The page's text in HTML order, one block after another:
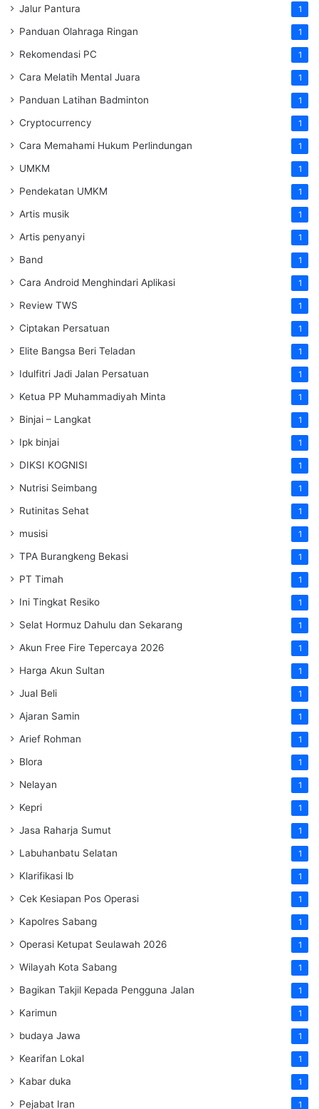
Jalur Pantura 1
Panduan Olahraga Ringan 1
Rekomendasi PC 1
Cara Melatih Mental Juara 1
Panduan Latihan Badminton 1
Cryptocurrency 1
Cara Memahami Hukum Perlindungan 1
UMKM 1
Pendekatan UMKM 1
Artis musik 1
Artis penyanyi 1
Band 1
Cara Android Menghindari Aplikasi 1
Review TWS 1
Ciptakan Persatuan 1
Elite Bangsa Beri Teladan 1
Idulfitri Jadi Jalan Persatuan 1
Ketua PP Muhammadiyah Minta 1
Binjai – Langkat 1
Ipk binjai 1
DIKSI KOGNISI 1
Nutrisi Seimbang 1
Rutinitas Sehat 1
musisi 1
TPA Burangkeng Bekasi 1
PT Timah 1
Ini Tingkat Resiko 1
Selat Hormuz Dahulu dan Sekarang 1
Akun Free Fire Tepercaya 2026 1
Harga Akun Sultan 1
Jual Beli 1
Ajaran Samin 1
Arief Rohman 1
Blora 1
Nelayan 1
Kepri 1
Jasa Raharja Sumut 1
Labuhanbatu Selatan 1
Klarifikasi lb 1
Cek Kesiapan Pos Operasi 1
Kapolres Sabang 1
Operasi Ketupat Seulawah 2026 1
Wilayah Kota Sabang 1
Bagikan Takjil Kepada Pengguna Jalan 1
Karimun 1
budaya Jawa 1
Kearifan Lokal 1
Kabar duka 1
Pejabat Iran 1